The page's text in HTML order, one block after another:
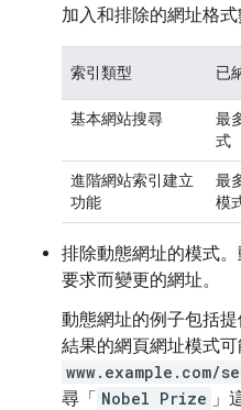
加入和排除的網址格
索引類型 已
基本網站搜尋
最
式
進階網站索引建立
功能
最
模
排除動態網址的模式
要求而變更的網址。
動態網址的例子包括
結果的網頁網址模式
www.example.com/
尋「 Nobel Prize 」